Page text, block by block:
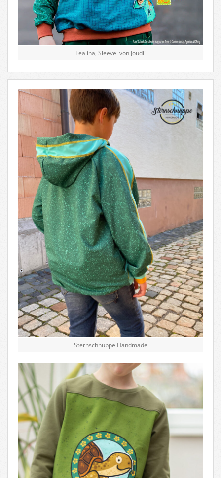
Lealina, Sleevel von Joudii
Sternschnuppe Handmade